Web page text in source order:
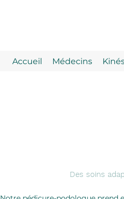
Accueil Médecins
Des soins